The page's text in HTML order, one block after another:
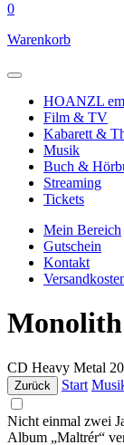
0
Warenkorb
HOANZL
Film & TV
Kabarett &
Musik
Buch &
Streaming
Tickets
Mein Bereich
Gutschein
Kontakt
Monolith
CD Heavy Metal
Zurück Start
Nicht einmal zwei
Album „Maltrér“